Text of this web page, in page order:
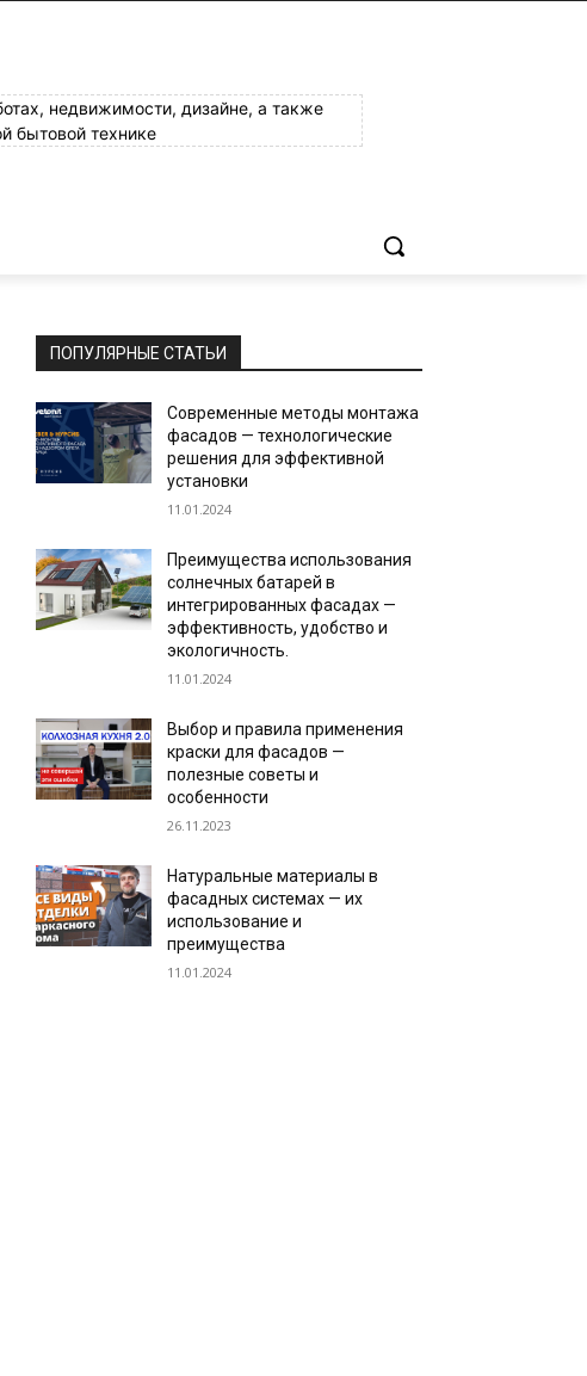
недвижимости, дизайне, а также
бытовой технике
ПОПУЛЯРНЫЕ СТАТЬИ
Современные методы монтажа
фасадов — технологические
решения для эффективной
установки
11.01.2024
Преимущества использования
солнечных батарей в
интегрированных фасадах —
эффективность, удобство и
экологичность.
11.01.2024
Выбор и правила применения
краски для фасадов —
полезные советы и
особенности
26.11.2023
Натуральные материалы в
фасадных системах — их
использование и
преимущества
11.01.2024